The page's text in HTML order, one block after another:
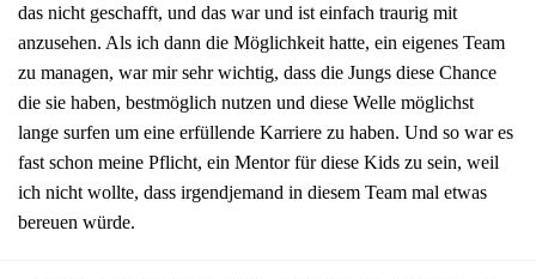
das nicht geschafft, und das war und ist einfach traurig mit
anzusehen. Als ich dann die Möglichkeit hatte, ein eigenes Team
zu managen, war mir sehr wichtig, dass die Jungs diese Chance
die sie haben, bestmöglich nutzen und diese Welle möglichst
lange surfen um eine erfüllende Karriere zu haben. Und so war es
fast schon meine Pflicht, ein Mentor für diese Kids zu sein, weil
ich nicht wollte, dass irgendjemand in diesem Team mal etwas
bereuen würde.